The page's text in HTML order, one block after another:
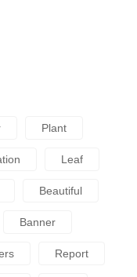
Plant
Leaf
Beautiful
Banner
Report